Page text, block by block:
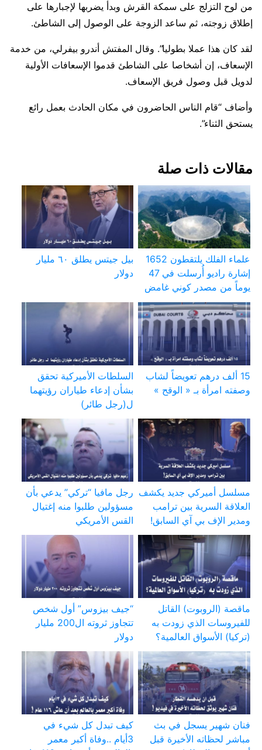
من لوح التزلج على سمكة القرش وبدأ يضربها لإجبارها على
إطلاق زوجته، ثم ساعد الزوجة على الوصول إلى الشاطئ.
لقد كان هذا عملا بطوليا”. وقال المفتش أندرو بيفرلي، من خدمة
الإسعاف، إن أشخاصا على الشاطئ قدموا الإسعافات الأولية
لدويل قبل وصول فريق الإسعاف.
وأضاف “قام الناس الحاضرون في مكان الحادث بعمل رائع
يستحق الثناء”.
مقالات ذات صلة
علماء الفلك يلتقطون 1652
إشارة راديو أُرسلت في 47
يوماً من مصدر كوني غامض
بيل جيتس يطلق ٦٠ مليار
دولار
15 ألف درهم تعويضاً لشاب
وصفته امرأة بـ « الوقح »
السلطات الأميركية تحقق
بشأن إدعاء طياران رؤيتهما
ل(رجل طائر)
مسلسل أميركي جديد يكشف
العلاقة السرية بين ترامب
ومدير الإف بي آي السابق!
رجل مافيا “تركي” يدعي بأن
مسؤولين طلبوا منه إغتيال
القس الأمريكي
ماقصة (الروبوت) القاتل
للفيروسات الذي زودت به
(تركيا) الأسواق العالمية؟
“جيف بيزوس” أول شخص
تتجاوز ثروته ال200 مليار
دولار
فنان شهير يسجل في بث
مباشر لحظاته الأخيرة قبل
كيف تبدل كل شيء في
3أيام ..وفاة أكبر معمر